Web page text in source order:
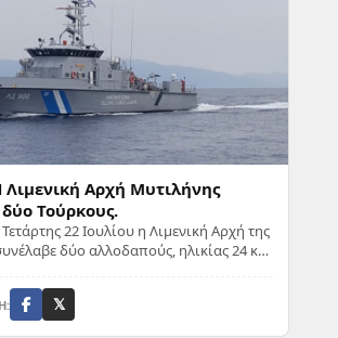
Αρχή Μυτιλήνης
Τούρκους.
22 Ιουλίου η Λιμενική Αρχή της
δύο αλλοδαπούς, ηλικίας 24 και
𝕏